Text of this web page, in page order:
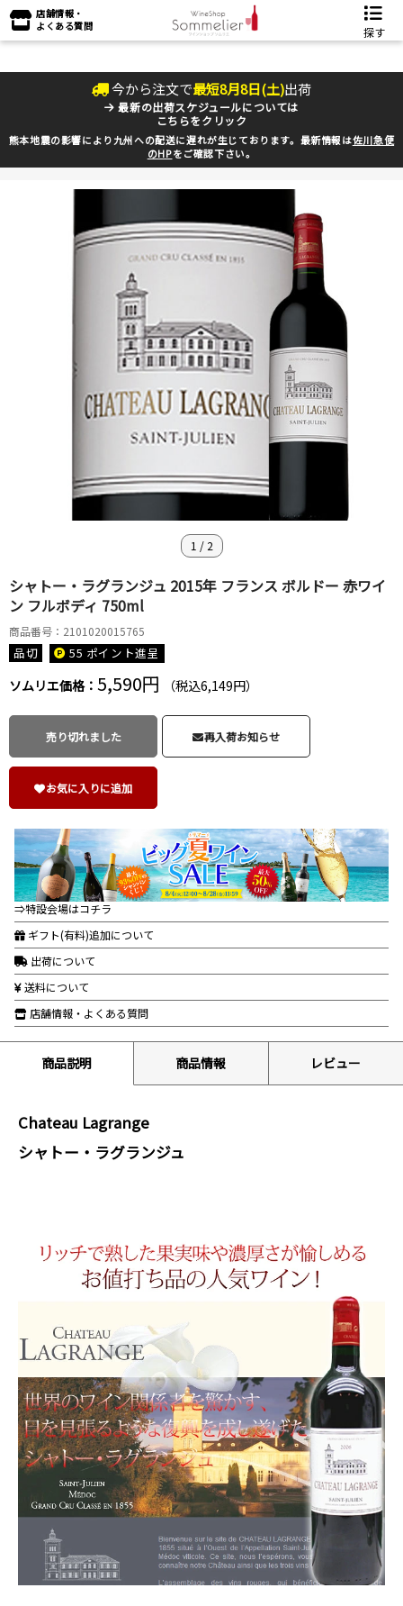
店舗情報・
よくある質問
探す
今から注文で最短8月8日(土)出荷
最新の出荷スケジュールについては
こちらをクリック
熊本地震の影響により九州への配送に遅れが生じております。最新情報は佐川急便
のHPをご確認下さい。
1 / 2
シャトー・ラグランジュ 2015年 フランス ボルドー 赤ワイ
ン フルボディ 750ml
商品番号：2101020015765
品切 55 ポイント進呈
ソムリエ価格： 5,590円 （税込6,149円）
売り切れました 再入荷お知らせ
お気に入りに追加
⇒特設会場はコチラ
ギフト(有料)追加について
出荷について
送料について
店舗情報・よくある質問
商品説明 商品情報 レビュー
Chateau Lagrange
シャトー・ラグランジュ